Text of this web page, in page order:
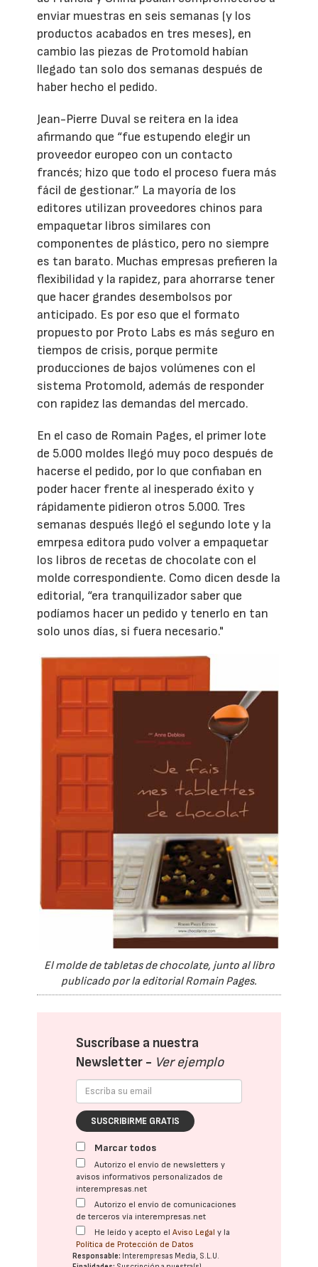
enviar muestras en seis semanas (y los
productos acabados en tres meses), en
cambio las piezas de Protomold habían
llegado tan solo dos semanas después de
haber hecho el pedido.
Jean-Pierre Duval se reitera en la idea
afirmando que “fue estupendo elegir un
proveedor europeo con un contacto
francés; hizo que todo el proceso fuera más
fácil de gestionar.” La mayoría de los
editores utilizan proveedores chinos para
empaquetar libros similares con
componentes de plástico, pero no siempre
es tan barato. Muchas empresas prefieren la
flexibilidad y la rapidez, para ahorrarse tener
que hacer grandes desembolsos por
anticipado. Es por eso que el formato
propuesto por Proto Labs es más seguro en
tiempos de crisis, porque permite
producciones de bajos volúmenes con el
sistema Protomold, además de responder
con rapidez las demandas del mercado.
En el caso de Romain Pages, el primer lote
de 5.000 moldes llegó muy poco después de
hacerse el pedido, por lo que confiaban en
poder hacer frente al inesperado éxito y
rápidamente pidieron otros 5.000. Tres
semanas después llegó el segundo lote y la
emrpesa editora pudo volver a empaquetar
los libros de recetas de chocolate con el
molde correspondiente. Como dicen desde la
editorial, “era tranquilizador saber que
podíamos hacer un pedido y tenerlo en tan
solo unos días, si fuera necesario."
El molde de tabletas de chocolate, junto al libro
publicado por la editorial Romain Pages.
Suscríbase a nuestra
Newsletter - Ver ejemplo
SUSCRIBIRME GRATIS
Marcar todos
Autorizo el envío de newsletters y
avisos informativos personalizados de
interempresas.net
Autorizo el envío de comunicaciones
de terceros vía interempresas.net
He leído y acepto elAviso Legal y la
Política de Protección de Datos
Responsable: Interempresas Media, S.L.U.